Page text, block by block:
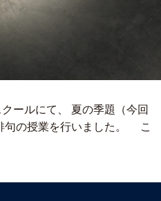
ールにて、 夏の季題（今回
句の授業を行いました。 こ